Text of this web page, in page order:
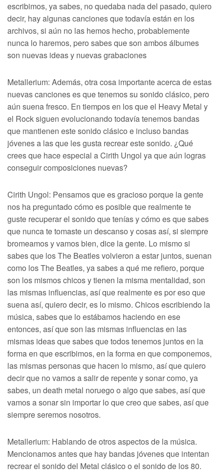
escribimos, ya sabes, no quedaba nada del pasado, quiero
decir, hay algunas canciones que todavía están en los
archivos, si aún no las hemos hecho, probablemente
nunca lo haremos, pero sabes que son ambos álbumes
son nuevas ideas y nuevas grabaciones
Metallerium: Además, otra cosa importante acerca de estas
nuevas canciones es que tenemos su sonido clásico, pero
aún suena fresco. En tiempos en los que el Heavy Metal y
el Rock siguen evolucionando todavía tenemos bandas
que mantienen este sonido clásico e incluso bandas
jóvenes a las que les gusta recrear este sonido. ¿Qué
crees que hace especial a Cirith Ungol ya que aún logras
conseguir composiciones nuevas?
Cirith Ungol: Pensamos que es gracioso porque la gente
nos ha preguntado cómo es posible que realmente te
guste recuperar el sonido que tenías y cómo es que sabes
que nunca te tomaste un descanso y cosas así, si siempre
bromeamos y vamos bien, dice la gente. Lo mismo si
sabes que los The Beatles volvieron a estar juntos, suenan
como los The Beatles, ya sabes a qué me refiero, porque
son los mismos chicos y tienen la misma mentalidad, son
las mismas influencias, así que realmente es por eso que
suena así, quiero decir, es lo mismo. Chicos escribiendo la
música, sabes que lo estábamos haciendo en ese
entonces, así que son las mismas influencias en las
mismas ideas que sabes que todos tenemos juntos en la
forma en que escribimos, en la forma en que componemos,
las mismas personas que hacen lo mismo, así que quiero
decir que no vamos a salir de repente y sonar como, ya
sabes, un death metal noruego o algo que sabes, así que
vamos a sonar sin importar lo que creo que sabes, así que
siempre seremos nosotros.
Metallerium: Hablando de otros aspectos de la música.
Mencionamos antes que hay bandas jóvenes que intentan
recrear el sonido del Metal clásico o el sonido de los 80.